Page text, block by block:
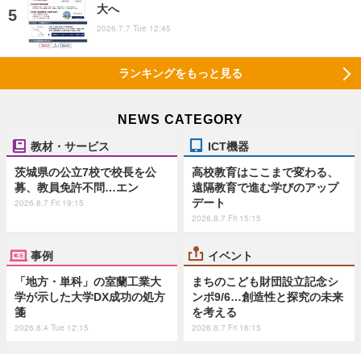
大へ
2026.7.7 Tue 12:45
ランキングをもっと見る
NEWS CATEGORY
教材・サービス
茨城県の公立7校で校長を公
募、教員免許不問…エン
2026.8.7 Fri 19:15
ICT機器
高校教育はここまで変わる、
遠隔教育で進む学びのアップ
デート
2026.8.7 Fri 15:15
事例
「地方・単科」の室蘭工業大
学が示した大学DX成功の処方
箋
2026.8.4 Tue 12:15
イベント
まちのこども財団設立記念シ
ンポ9/6…創造性と探究の未来
を考える
2026.8.7 Fri 16:15